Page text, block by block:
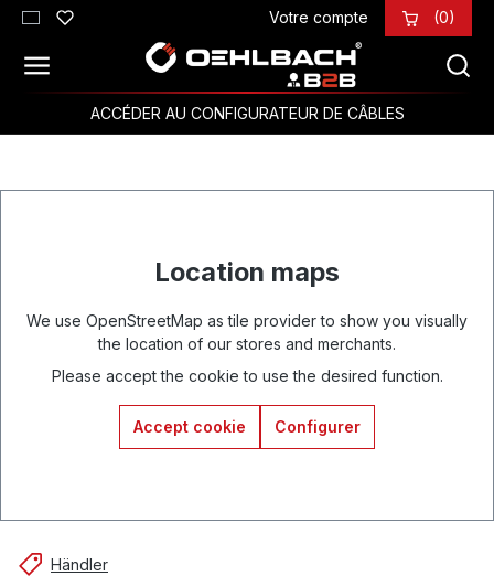
Passer au contenu principal Votre compte (0)
ACCÉDER AU CONFIGURATEUR DE CÂBLES
Location maps
We use OpenStreetMap as tile provider to show you visually
the location of our stores and merchants.
Please accept the cookie to use the desired function.
Accept cookie Configurer
Händler